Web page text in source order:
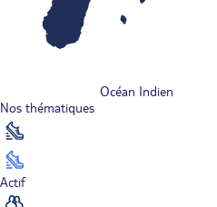
Océan Indien
Nos thématiques
Actif